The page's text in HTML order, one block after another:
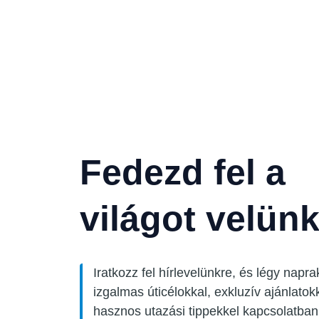
Fedezd fel a
világot
Iratkozz fel hírlevelünkre, és légy
izgalmas úticélokkal, exkluzív
hasznos utazási tippekkel